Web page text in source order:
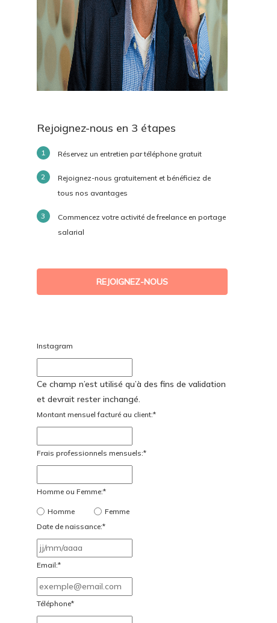
Rejoignez-nous en 3 étapes
Réservez un entretien par téléphone gratuit
Rejoignez-nous gratuitement et bénéficiez de
tous nos avantages
Commencez votre activité de freelance en portage
salarial
REJOIGNEZ-NOUS
Instagram
Ce champ n’est utilisé qu’à des fins de validation
et devrait rester inchangé.
Montant mensuel facturé au client:*
Frais professionnels mensuels:*
Homme ou Femme:*
Homme
Femme
Date de naissance:*
slash
MM
Email:*
Téléphone*